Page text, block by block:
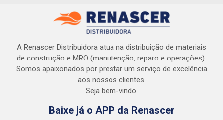
A Renascer Distribuidora atua na distribuição de materiais
de construção e MRO (manutenção, reparo e operações).
Somos apaixonados por prestar um serviço de excelência
aos nossos clientes.
Seja bem-vindo.
Baixe já o APP da Renascer